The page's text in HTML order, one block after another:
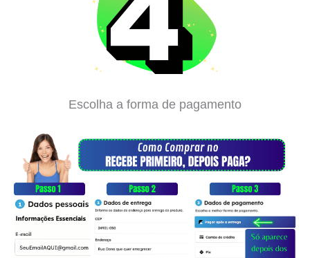
Escolha a forma de pagamento